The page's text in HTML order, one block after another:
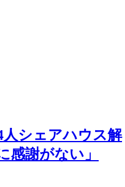
人シェアハウス解
感謝がない」